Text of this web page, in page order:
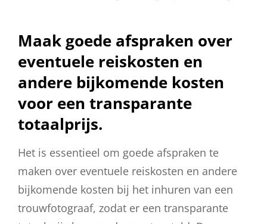
Maak goede afspraken over
eventuele reiskosten en
andere bijkomende kosten
voor een transparante
totaalprijs.
Het is essentieel om goede afspraken te
maken over eventuele reiskosten en andere
bijkomende kosten bij het inhuren van een
trouwfotograaf, zodat er een transparante